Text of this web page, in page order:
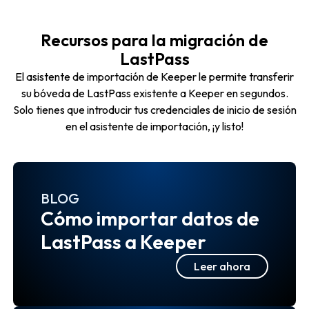
Recursos para la migración de
LastPass
El asistente de importación de Keeper le permite transferir
su bóveda de LastPass existente a Keeper en segundos.
Solo tienes que introducir tus credenciales de inicio de sesión
en el asistente de importación, ¡y listo!
BLOG
Cómo importar datos de
LastPass a Keeper
Leer ahora